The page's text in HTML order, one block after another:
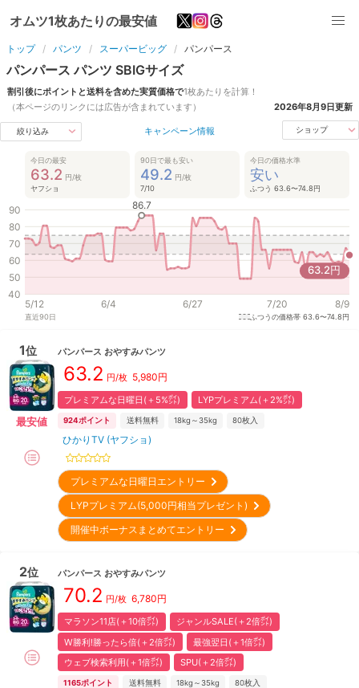
オムツ1枚あたりの最安値
トップ パンツ スーパービッグ パンパース
パンパース パンツ SBIGサイズ
割引後にポイントと送料を含めた実質価格で1枚あたりを計算！
（本ページのリンクには広告が含まれています）
2026年8月9日更新
絞り込み キャンペーン情報 ショップ
今日の最安
63.2 円/枚
ヤフショ
90日で最も安い
49.2 円/枚
7/10
今日の価格水準
安い
ふつう 63.6〜74.8円
40
50
60
70
80
90
5/12 6/4 6/27 7/20 8/9
86.7
63.2円
直近90日 ふつうの価格帯63.6〜74.8円
1位
最安値
パンパース おやすみパンツ
63.2 円/枚 5,980円
プレミアムな日曜日(＋5%㌽) LYPプレミアム(＋2%㌽)
924ポイント 送料無料 18kg～35kg 80枚入
ひかりTV (ヤフショ)
プレミアムな日曜日エントリー
LYPプレミアム(5,000円相当プレゼント)
開催中ボーナスまとめてエントリー
2位 パンパース おやすみパンツ
70.2 円/枚 6,780円
マラソン11店(＋10倍㌽)
ジャンルSALE(＋2倍㌽)
W勝利!勝ったら倍(＋2倍㌽)
最強翌日(＋1倍㌽)
ウェブ検索利用(＋1倍㌽)
SPU(＋2倍㌽)
1165ポイント 送料無料 18kg～35kg 80枚入